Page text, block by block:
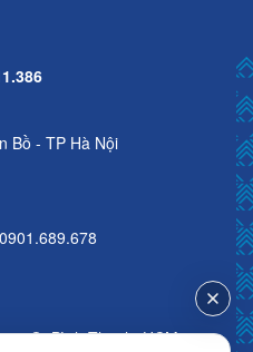
Bồ - TP Hà Nội
Q. Bình Thạnh, HCM